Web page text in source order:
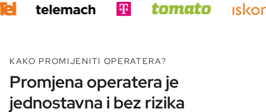
KAKO PROMIJENITI OPERATERA?
Promjena operatera je
jednostavna i bez rizika